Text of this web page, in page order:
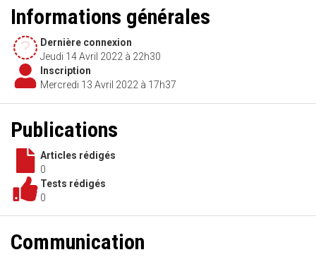
Informations générales
Dernière connexion
Jeudi 14 Avril 2022 à 22h30
Inscription
Mercredi 13 Avril 2022 à 17h37
Publications
Articles rédigés
0
Tests rédigés
0
Communication